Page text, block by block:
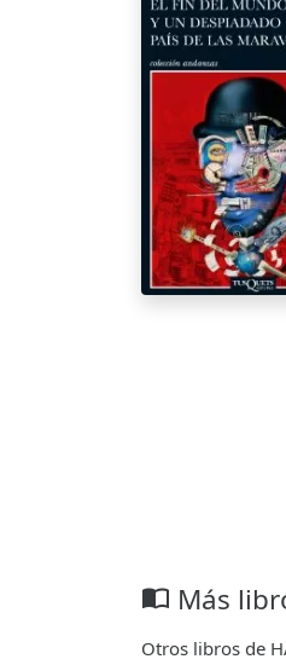
import_contacts Más
Otros libros de